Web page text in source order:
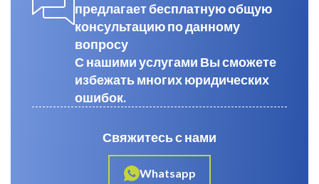
предлагает бесплатную общую
консультацию по данному
вопросу
С нашими услугами Вы сможете
избежать многих юридических
ошибок.
Свяжитесь с нами
Whatsapp